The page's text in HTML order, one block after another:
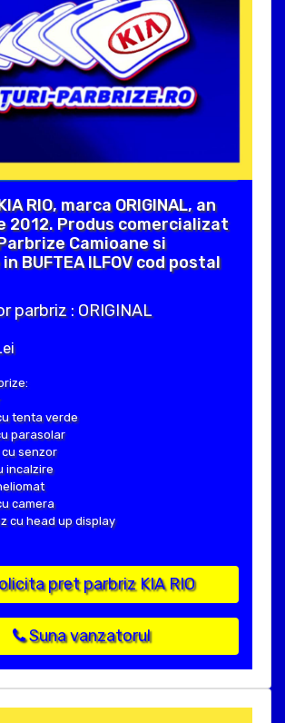
RIO, marca ORIGINAL, an
2012. Produs comercializat
Camioane si
BUFTEA ILFOV cod postal
parbriz : ORIGINAL
tenta verde
parasolar
cu senzor
incalzire
camera
cu head up display
pret parbriz KIA RIO
Suna vanzatorul